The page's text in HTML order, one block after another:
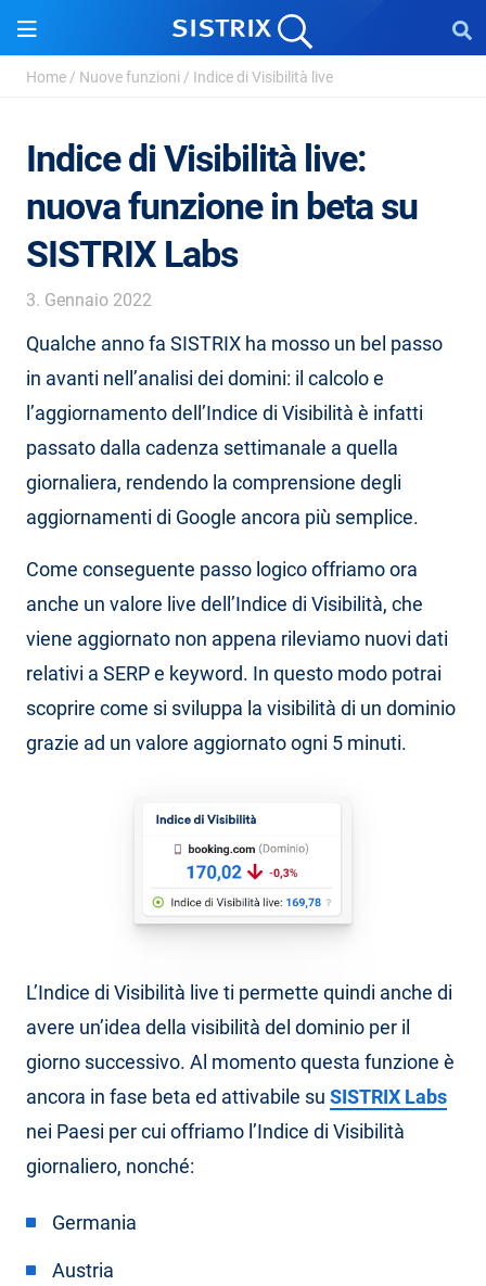
Home / Nuove funzioni / Indice di Visibilità live
Indice di Visibilità live:
nuova funzione in beta su
SISTRIX Labs
3. Gennaio 2022
Qualche anno fa SISTRIX ha mosso un bel passo
in avanti nell’analisi dei domini: il calcolo e
l’aggiornamento dell’Indice di Visibilità è infatti
passato dalla cadenza settimanale a quella
giornaliera, rendendo la comprensione degli
aggiornamenti di Google ancora più semplice.
Come conseguente passo logico offriamo ora
anche un valore live dell’Indice di Visibilità, che
viene aggiornato non appena rileviamo nuovi dati
relativi a SERP e keyword. In questo modo potrai
scoprire come si sviluppa la visibilità di un dominio
grazie ad un valore aggiornato ogni 5 minuti.
L’Indice di Visibilità live ti permette quindi anche di
avere un’idea della visibilità del dominio per il
giorno successivo. Al momento questa funzione è
ancora in fase beta ed attivabile su SISTRIX Labs
nei Paesi per cui offriamo l’Indice di Visibilità
giornaliero, nonché:
Germania
Austria